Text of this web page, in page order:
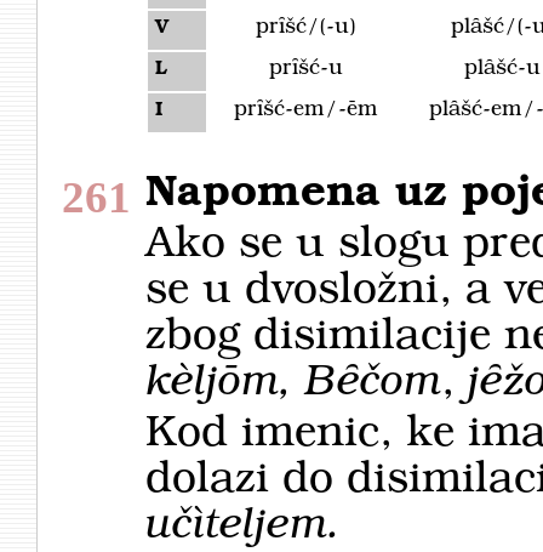
V prȋšć/(-u) plȃšć/(-
L prȋšć-u plȃšć-u
I prȋšć-em/-ēm plȃšć-
261 Napomena uz
Ako se u slogu
se u dvosložni, a
zbog disimilacije
kèljōm, Bȇčom,
Kod imenic, ke
dolazi do
učìteljem.